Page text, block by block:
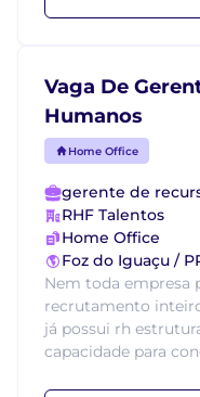
Vaga De
Humanos
Home Office
gerente de
RHF Talentos
Home Office
Foz do Iguaçu /
Nem toda empresa
recrutamento
já possui rh
capacidade para